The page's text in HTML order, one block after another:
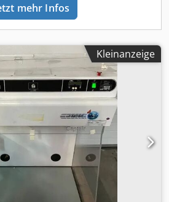
Schrauben verschlossen -
mit Hardstahl-Streifen. -
Stopfbuchse mit
Stopfbuchse - mit Ankerschrauben
BS 260 integriert Dcsdpfxettr Alo
mehr Infos
Kleinanzeige